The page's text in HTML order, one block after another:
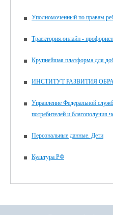
Уполномоченный по правам
Траектория.онлайн -
Крупнейшая платформа для
ИНСТИТУТ РАЗВИТИЯ
Управление Федеральной
потребителей и благополучия
Персональные данные. Дети
Культура РФ